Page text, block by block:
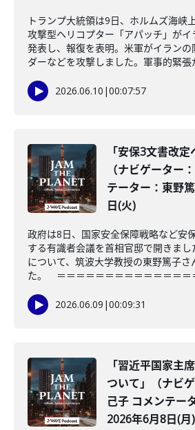
トランプ大統領は9日、ホルムズ海峡
攻撃型ヘリコプター「アパッチ」がイ
発表し、報復を表明。米軍がイラン
ダーなどを攻撃しました。軍事的緊張
2026.06.10 |00:07:57
「安保3文書改定
（ナビゲーター
テーター：東野
日(火)
政府は8日、国家安全保障戦略など安
する有識者会議を首相官邸で開きま
について、筑波大学教授の東野篤子さ
た。 ＝＝＝＝＝＝＝＝＝＝＝＝＝＝
2026.06.09 |00:09:31
「習近平国家主
ついて」（ナビ
己子 コメンテー
2026年6月8日(月)